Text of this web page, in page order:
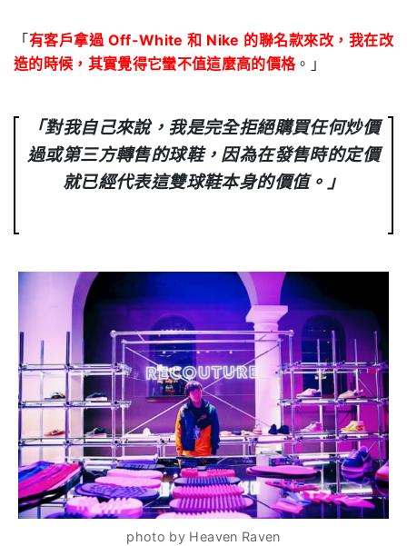
「有客戶拿過 Off-White 和 Nike 的聯名款來改，我在改
造的時候，其實覺得它蠻不值這麼高的價格。」
「對我自己來說，我是完全拒絕購買任何炒價
過或第三方轉售的球鞋，因為在發售時的定價
就已經代表這雙球鞋本身的價值。」
photo by Heaven Raven